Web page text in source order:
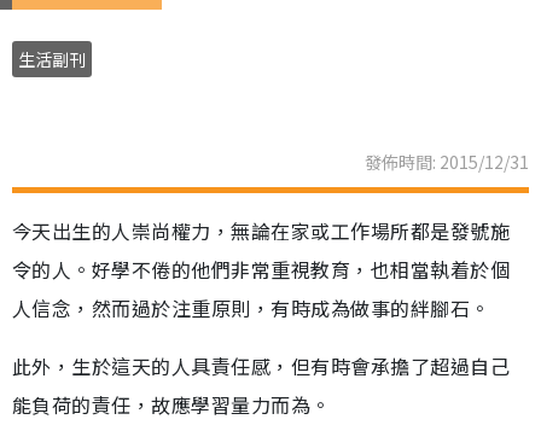
生活副刊
發佈時間: 2015/12/31
今天出生的人崇尚權力，無論在家或工作場所都是發號施
令的人。好學不倦的他們非常重視教育，也相當執着於個
人信念，然而過於注重原則，有時成為做事的絆腳石。
此外，生於這天的人具責任感，但有時會承擔了超過自己
能負荷的責任，故應學習量力而為。